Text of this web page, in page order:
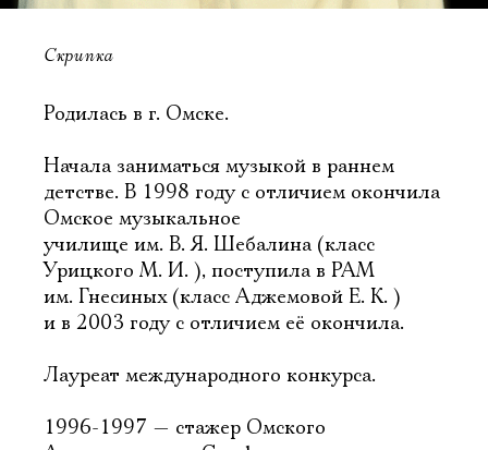
Скрипка
Родилась в г. Омске.
Начала заниматься музыкой в раннем
детстве. В 1998 году с отличием окончила
Омское музыкальное
училище им. В. Я. Шебалина (класс
Урицкого М. И. ), поступила в РАМ
им. Гнесиных (класс Аджемовой Е. К. )
и в 2003 году с отличием её окончила.
Лауреат международного конкурса.
1996-1997 — стажер Омского